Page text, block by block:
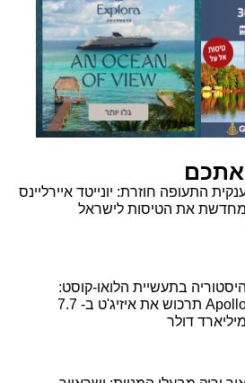
התעופה חוזרת: יונייטד איירליינס
את הטיסות לישראל
בתעשיית הלואו-קוסט:
Apollo תרכוש את איזיג'ט ב- 7.7
דולר